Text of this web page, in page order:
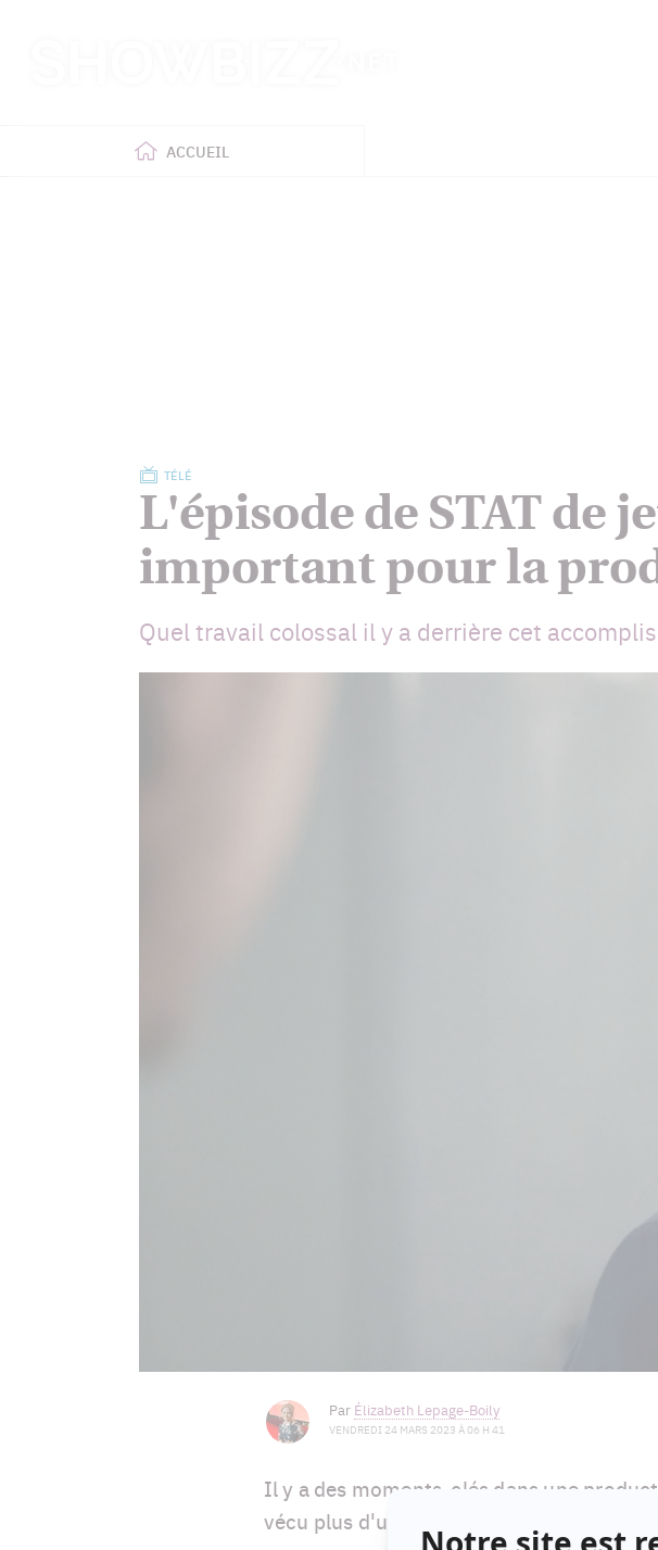
ACCUEIL
TÉLÉ
L'épisode de STAT de
important pour la
Quel travail colossal il y a derrière cet
Par Élizabeth Lepage-Boily
VENDREDI 24 MARS 2023 À 06 H 41
Il y a des moments-clés dans une
vécu plus d'un récemment.